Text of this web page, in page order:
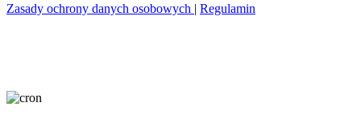
Zasady ochrony danych osobowych | Regulamin